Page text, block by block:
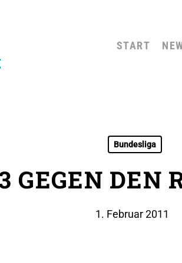
START
Bundesliga
GEGEN DEN
1. Februar 2011